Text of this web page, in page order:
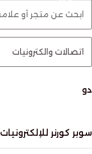
دو
سوبر كورنر للإلكترونيات